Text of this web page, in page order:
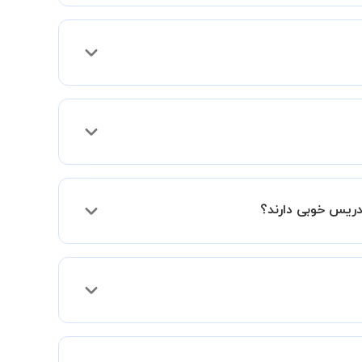
در استادبانک را دریافت میکند.
خوبی دارند؟
اختلاف هزینه آنها با اساتید دیگر به دلیل
و به سطح مطلوب خود برسید.